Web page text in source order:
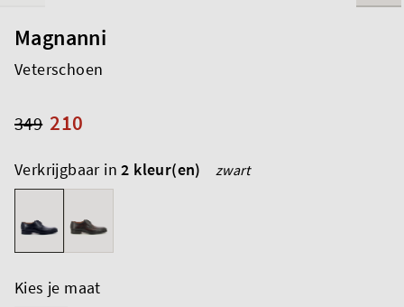
Magnanni
Veterschoen
210
349
Verkrijgbaar in2 kleur(en) zwart
Kies je maat